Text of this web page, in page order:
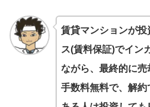
賃貸マンションが
ス(賃料保証)でイン
ながら、最終的に売
手数料無料で、解